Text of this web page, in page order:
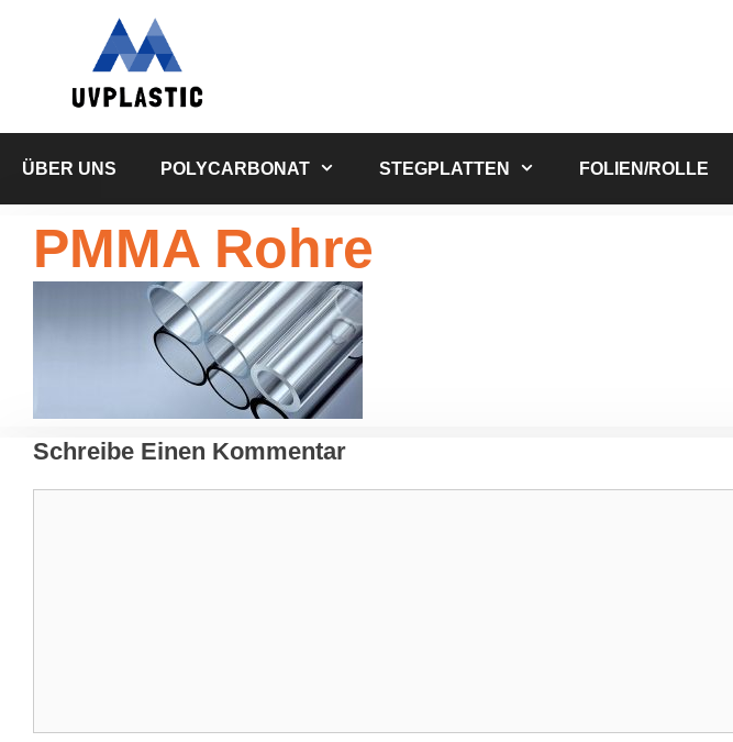
ÜBER UNS POLYCARBONAT STEGPLATTEN FOLIEN/ROLLE
PMMA Rohre
Schreibe Einen Kommentar